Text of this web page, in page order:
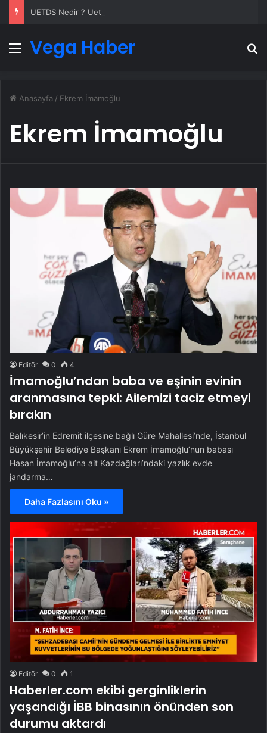
Menü
Vega Haber
Anasayfa / Ekrem İmamoğlu
Ekrem İmamoğlu
Editör 0 4
İmamoğlu’ndan baba ve eşinin evinin
aranmasına tepki: Ailemizi taciz etmeyi
bırakın
Balıkesir’in Edremit ilçesine bağlı Güre Mahallesi’nde, İstanbul
Büyükşehir Belediye Başkanı Ekrem İmamoğlu’nun babası
Hasan İmamoğlu’na ait Kazdağları’ndaki yazlık evde
jandarma…
Daha Fazlasını Oku »
Editör 0 1
Haberler.com ekibi gerginliklerin
yaşandığı İBB binasının önünden son
durumu aktardı